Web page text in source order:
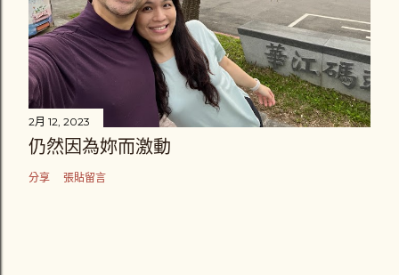
2月 12, 2023
仍然因為妳而激動
分享 張貼留言